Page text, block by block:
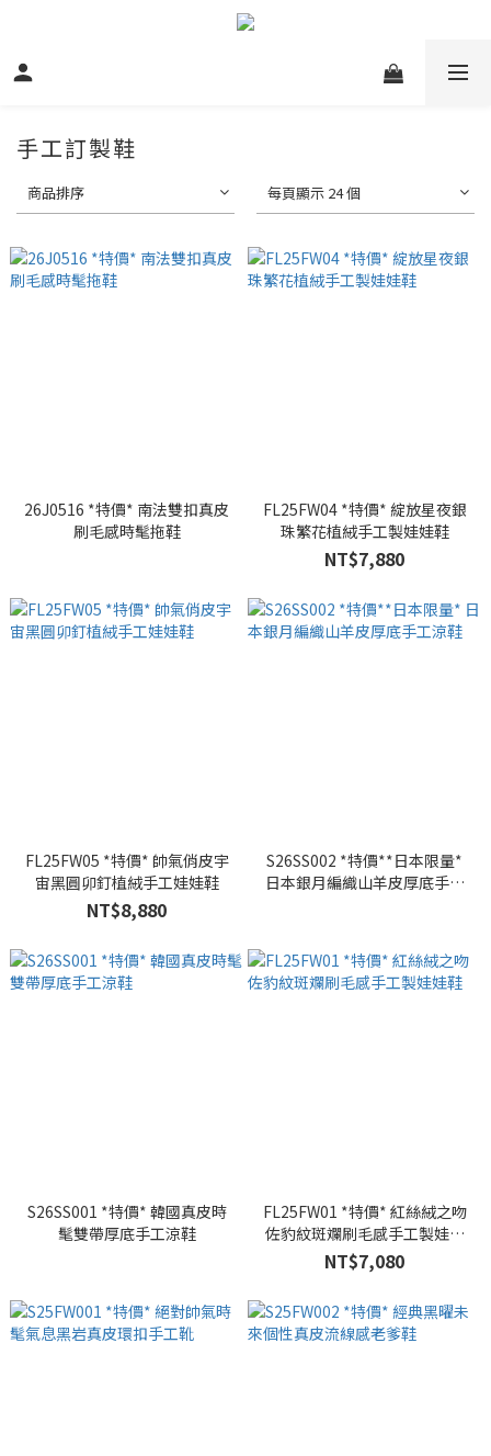
手工訂製鞋
商品排序 每頁顯示 24 個
26J0516 *特價* 南法雙扣真皮
刷毛感時髦拖鞋
FL25FW04 *特價* 綻放星夜銀
珠繁花植絨手工製娃娃鞋
NT$7,880
FL25FW05 *特價* 帥氣俏皮宇
宙黑圓卯釘植絨手工娃娃鞋
NT$8,880
S26SS002 *特價**日本限量*
日本銀月編織山羊皮厚底手工
S26SS001 *特價* 韓國真皮時
髦雙帶厚底手工涼鞋
FL25FW01 *特價* 紅絲絨之吻
佐豹紋斑斕刷毛感手工製娃娃
鞋
NT$7,080